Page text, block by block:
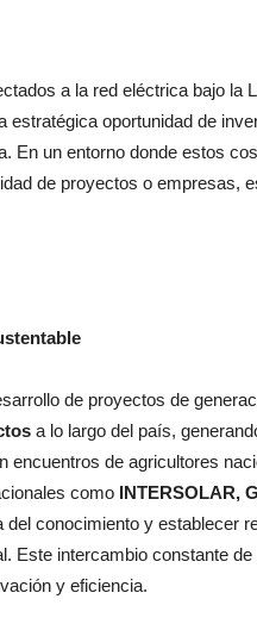
a la red eléctrica bajo la
estratégica oportunidad de
En un entorno donde estos
de proyectos o empresas,
de proyectos de
a lo largo del país,
encuentros de agricultores
como INTERSOLAR,
del conocimiento y establecer
Este intercambio constante
y eficiencia.